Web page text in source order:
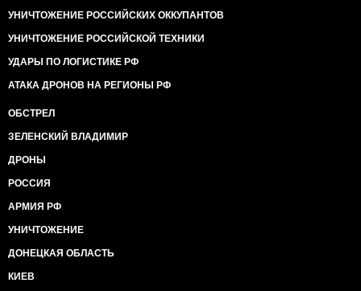
УНИЧТОЖЕНИЕ РОССИЙСКИХ ОККУПАНТОВ
УНИЧТОЖЕНИЕ РОССИЙСКОЙ ТЕХНИКИ
УДАРЫ ПО ЛОГИСТИКЕ РФ
АТАКА ДРОНОВ НА РЕГИОНЫ РФ
ОБСТРЕЛ
ЗЕЛЕНСКИЙ ВЛАДИМИР
ДРОНЫ
РОССИЯ
АРМИЯ РФ
УНИЧТОЖЕНИЕ
ДОНЕЦКАЯ ОБЛАСТЬ
КИЕВ